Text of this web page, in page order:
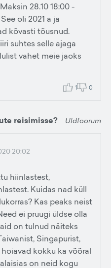
28.10 18:00 -
oli 2021 a ja
kõvasti tõusnud.
suhtes selle ajaga
vahet meie jaoks
1 0
reisimisse? Üldfoorum
20:02
hiinlastest,
Kuidas nad küll
Kas peaks neist
ei pruugi üldse olla
on tulnud näiteks
Singapurist,
kokku ka võõral
on neid kogu